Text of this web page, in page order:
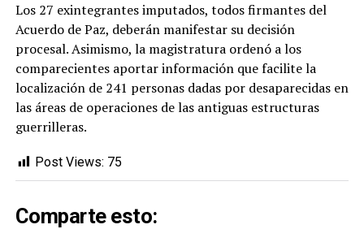
Los 27 exintegrantes imputados, todos firmantes del
Acuerdo de Paz, deberán manifestar su decisión
procesal. Asimismo, la magistratura ordenó a los
comparecientes aportar información que facilite la
localización de 241 personas dadas por desaparecidas en
las áreas de operaciones de las antiguas estructuras
guerrilleras.
Post Views: 75
Comparte esto: